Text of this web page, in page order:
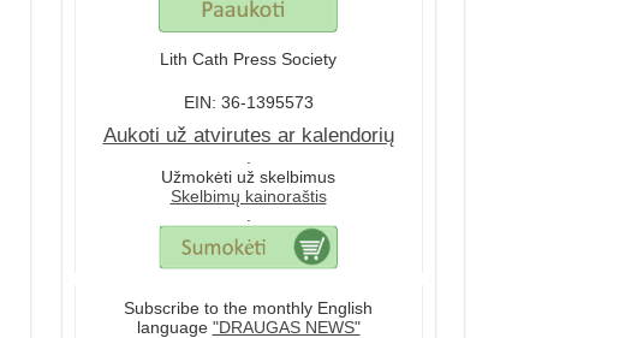
Lith Cath Press Society
EIN: 36-1395573
Aukoti už atvirutes ar kalendorių
.
Užmokėti už skelbimus
Skelbimų kainoraštis
.
Subscribe to the monthly English
language "DRAUGAS NEWS"